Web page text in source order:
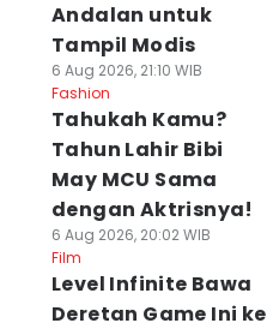
Andalan untuk
Tampil Modis
6 Aug 2026, 21:10 WIB
Fashion
Tahukah Kamu?
Tahun Lahir Bibi
May MCU Sama
dengan Aktrisnya!
6 Aug 2026, 20:02 WIB
Film
Level Infinite Bawa
Deretan Game Ini ke